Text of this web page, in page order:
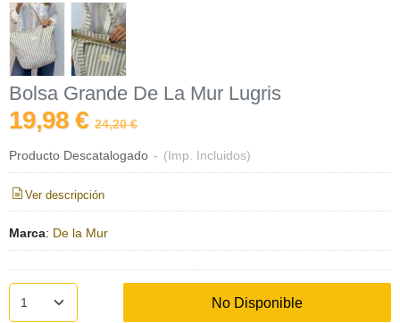
Bolsa Grande De La Mur Lugris
19,98 € 24,20 €
Producto Descatalogado - (Imp. Incluidos)
Ver descripción
Marca: De la Mur
No Disponible